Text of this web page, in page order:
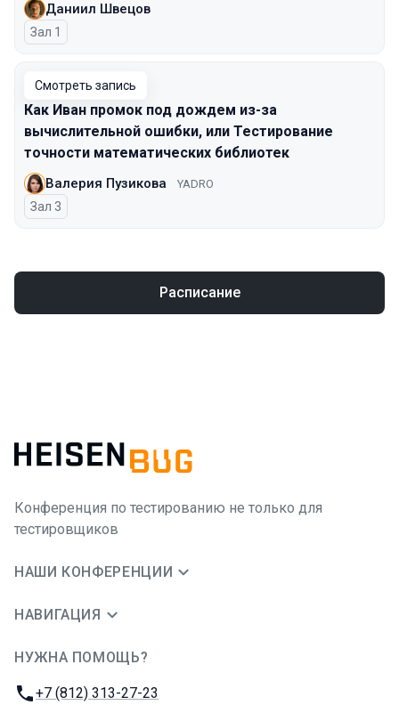
Даниил Швецов
Зал 1
Смотреть запись
Как Иван промок под дождем из-за
вычислительной ошибки, или Тестирование
точности математических библиотек
Валерия Пузикова YADRO
Зал 3
Расписание
Конференция по тестированию не только для
тестировщиков
НАШИ КОНФЕРЕНЦИИ
НАВИГАЦИЯ
НУЖНА ПОМОЩЬ?
Телефон:
+7 (812) 313-27-23